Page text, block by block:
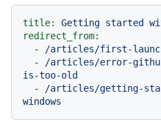
title: Getting started
redirect_from:
-
/articles/first-
-
/articles/error-
is-too-old
-
/articles/getting-
windows